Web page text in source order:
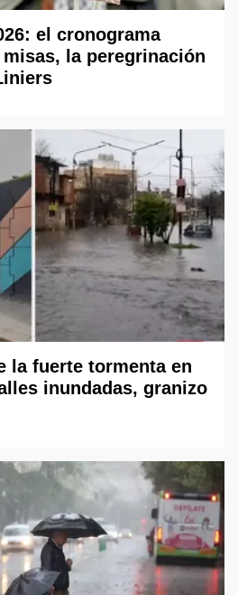
el cronograma
la peregrinación
la fuerte tormenta en
inundadas, granizo